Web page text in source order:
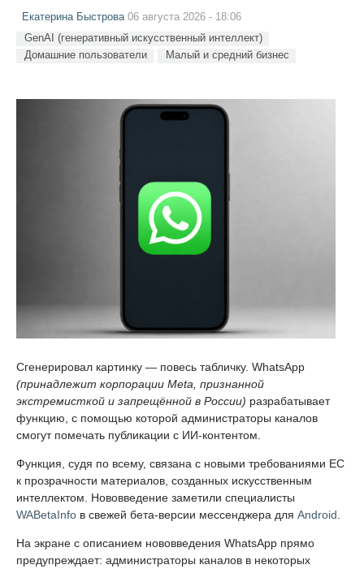
Екатерина Быстрова06 августа 2026 - 18:06
GenAI (генеративный искусственный интеллект)
Домашние пользователи
Малый и средний бизнес
Сгенерировал картинку — повесь табличку. WhatsApp
(принадлежит корпорации Meta, признанной
экстремисткой и запрещённой в России) разрабатывает
функцию, с помощью которой администраторы каналов
смогут помечать публикации с ИИ-контентом.
Функция, судя по всему, связана с новыми требованиями ЕС
к прозрачности материалов, созданных искусственным
интеллектом. Нововведение заметили специалисты
WABetaInfo в свежей бета-версии мессенджера для Android
На экране с описанием нововведения WhatsApp прямо
предупреждает: администраторы каналов в некоторых